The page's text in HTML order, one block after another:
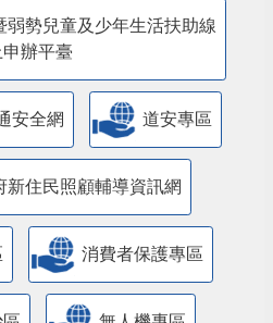
弱勢兒童及少年生活扶助線
申辦平臺
安全網 道安專區
新住民照顧輔導資訊網
消費者保護專區